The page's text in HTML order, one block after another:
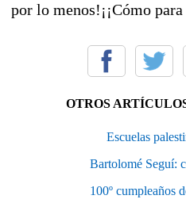
por lo menos!¡¡Cómo
OTROS
Escuelas
Bartolomé Seguí:
100º cumpleaños